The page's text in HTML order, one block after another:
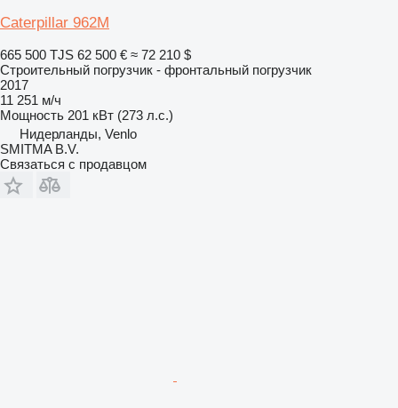
Caterpillar 962M
665 500 TJS 62 500 € ≈ 72 210 $
Строительный погрузчик - фронтальный погрузчик
2017
11 251 м/ч
Мощность 201 кВт (273 л.с.)
Нидерланды, Venlo
SMITMA B.V.
Связаться с продавцом